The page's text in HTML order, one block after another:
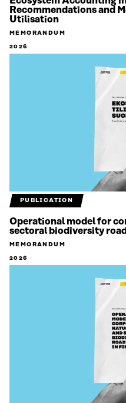
Recommendations and
Utilisation
MEMORANDUM
2026
PUBLICATION
Operational model for
sectoral biodiversity
MEMORANDUM
2026